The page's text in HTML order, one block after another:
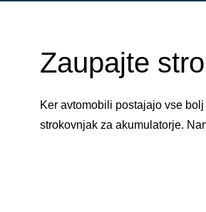
Zaupajte
Ker avtomobili postajajo vse
strokovnjak za akumulatorje.